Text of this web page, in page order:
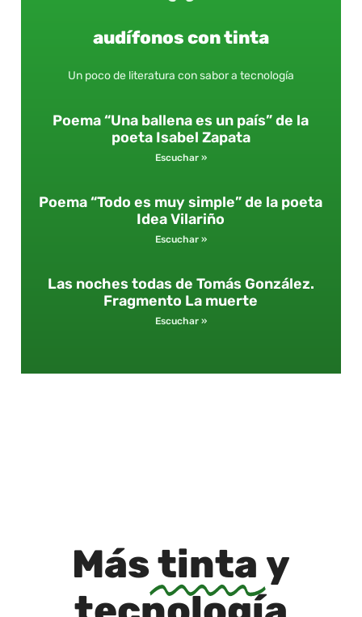
audífonos con tinta
Un poco de literatura con sabor a tecnología
Poema “Una ballena es un país” de la
poeta Isabel Zapata
Escuchar »
Poema “Todo es muy simple” de la poeta
Idea Vilariño
Escuchar »
Las noches todas de Tomás González.
Fragmento La muerte
Escuchar »
Mástinta y